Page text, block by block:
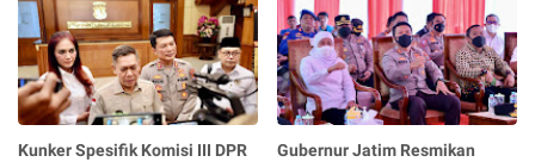
Kunker Spesifik Komisi III DPR
Gubernur Jatim Resmikan